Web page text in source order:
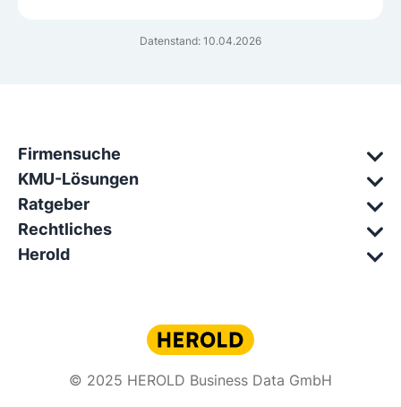
Datenstand: 10.04.2026
Firmensuche
KMU-Lösungen
Ratgeber
Rechtliches
Herold
© 2025 HEROLD Business Data GmbH